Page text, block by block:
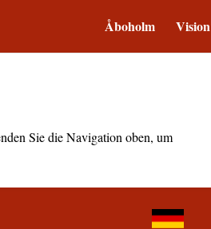
Åboholm Vision
Sie die Navigation oben, um